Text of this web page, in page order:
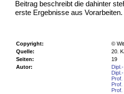
Beitrag beschreibt die dahinter
erste Ergebnisse aus Vorarbeiten.
Copyright:
©
Quelle:
20.
Seiten:
19
Autor: